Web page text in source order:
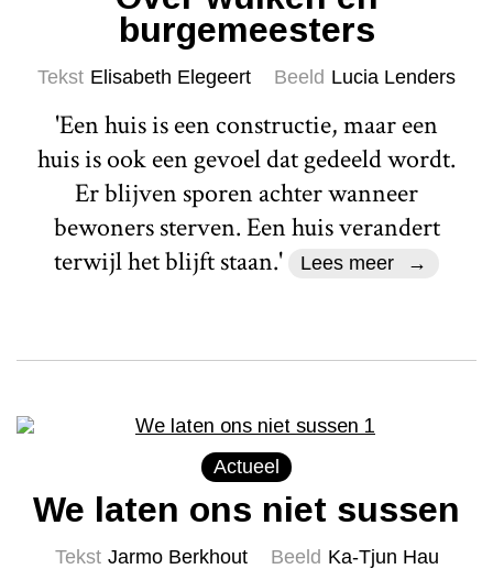
burgemeesters
Tekst Elisabeth Elegeert Beeld Lucia Lenders
'Een huis is een constructie, maar een
huis is ook een gevoel dat gedeeld wordt.
Er blijven sporen achter wanneer
bewoners sterven. Een huis verandert
terwijl het blijft staan.'
Lees meer
Actueel
We laten ons niet sussen
Tekst Jarmo Berkhout Beeld Ka-Tjun Hau